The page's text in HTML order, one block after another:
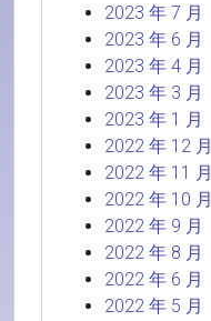
2023 年 7 月
2023 年 6 月
2023 年 4 月
2023 年 3 月
2023 年 1 月
2022 年 12 月
2022 年 11 月
2022 年 10 月
2022 年 9 月
2022 年 8 月
2022 年 6 月
2022 年 5 月